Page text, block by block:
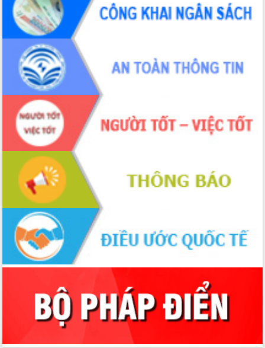
Đắk Lắk rà soát, điều chỉnh Đề án 190
về phát triển nuôi trồng thủy sản
Phó Chủ tịch UBND tỉnh Đắk Lắk
Trương Công Thái kiểm tra thực địa
Dự án cao tốc Khánh Hòa - Buôn Ma
Thuột
Định vị cà phê Việt Nam như một “di
sản sống” trong dòng chảy toàn cầu
Xây dựng nông thôn mới: Nâng cao đời
sống người dân từ những mô hình thiết
thực
Quyết liệt tháo gỡ vướng mắc, đẩy
nhanh tiến độ các dự án trọng điểm
trong Khu kinh tế Nam Phú Yên
Hòn Yến phát triển du lịch gắn với bảo
tồn biển
Lấy ý kiến điều chỉnh Quy hoạch tỉnh
Đắk Lắk thời kỳ 2021-2030, tầm nhìn
đến năm 2050
Phát động chiến dịch 30 ngày đêm
giải phóng mặt bằng Tuyến đường bộ
Đắk Lắk nỗ lực thúc đẩy tăng trưởng
kinh tế từ 10% trở lên trong Quý
Đắk Lắk ký kết thỏa thuận hợp tác về
chuyển đổi số giai đoạn 2026 – 2030